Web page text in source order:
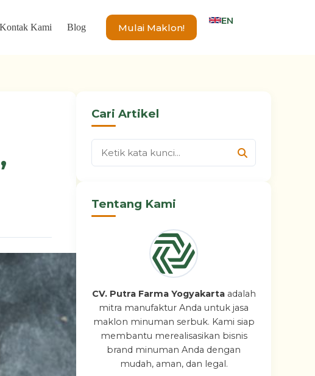
Kontak Kami Blog Mulai Maklon!
EN
Cari Artikel
Tentang Kami
CV. Putra Farma Yogyakartaadalah
mitra manufaktur Anda untuk jasa
maklon minuman serbuk. Kami siap
membantu merealisasikan bisnis
brand minuman Anda dengan
mudah, aman, dan legal.